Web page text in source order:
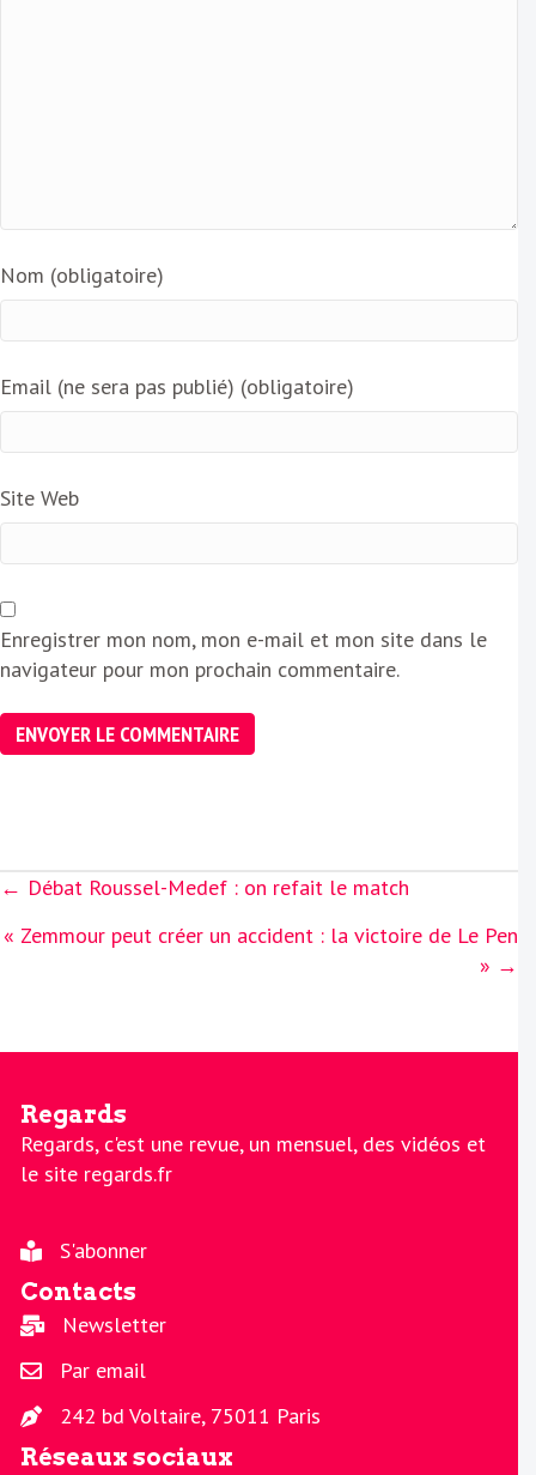
Nom (obligatoire)
Email (ne sera pas publié) (obligatoire)
Site Web
Enregistrer mon nom, mon e-mail et mon site dans le
navigateur pour mon prochain commentaire.
Posts
← Débat Roussel-Medef : on refait le match
« Zemmour peut créer un accident : la victoire de Le Pen
» →
Regards
Regards, c'est une revue, un mensuel, des vidéos et
le site regards.fr
S'abonner
Contacts
Newsletter
Par email
242 bd Voltaire, 75011 Paris
Réseaux sociaux